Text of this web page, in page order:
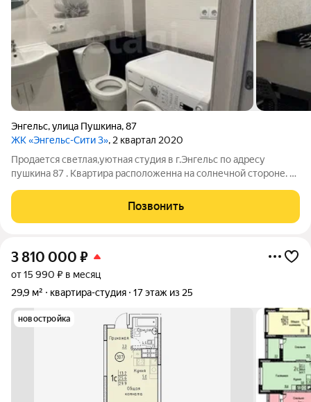
Энгельс,улица Пушкина,87
ЖК «Энгельс-Сити 3», 2 квартал 2020
Продается светлая,уютная студия в г.Энгельс по адресу
пушкина 87 . Квартира расположенна на солнечной стороне. В
необходимое для комфортной жизни . Квартира оборудованна
кухонным гарнитуром Сплит
Позвонить
3 810 000 ₽
от 15 990 ₽ в месяц
29,9 м²
квартира-студия 17 этаж из 25
новостройка